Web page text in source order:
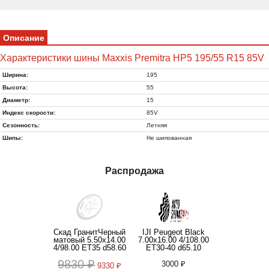
Описание
Характеристики шины Maxxis Premitra HP5 195/55 R15 85V
Ширина:
195
Высота:
55
Диаметр:
15
Индекс скорости:
85V
Сезонность:
Летняя
Шипы:
Не шипованная
Распродажа
Скад ГранитЧерный
матовый 5.50x14.00
4/98.00 ET35 d58.60
9830 ₽ 9330 ₽
IJI Peugeot Black
7.00x16.00 4/108.00
ET30-40 d65.10
3000 ₽